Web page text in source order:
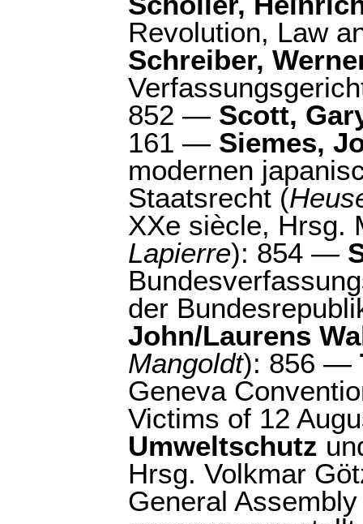
Revolution, Law
Schreiber,
852 — Scott,
161 — Siemes,
modernen
Staatsrecht (
XXe siècle, Hrsg.
Lapierre): 854 —
der
John/Laurens
Mangoldt): 856 —
Geneva
Victims of 12
Umweltschutz
Hrsg. Volkmar
General